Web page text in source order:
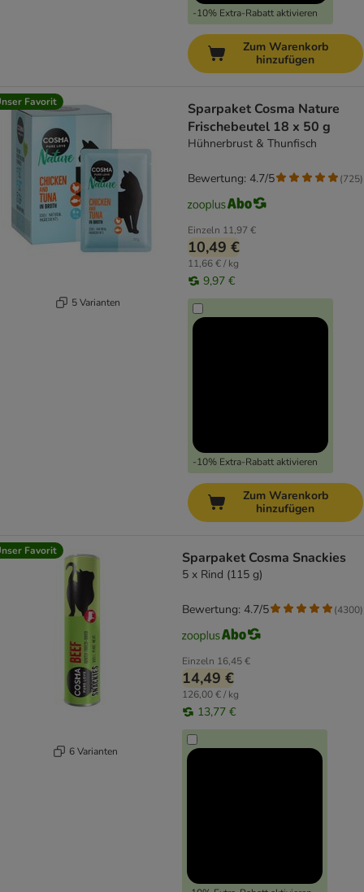
-10% Extra-Rabatt aktivieren
Zum Warenkorb
hinzufügen
Favorit
5 Varianten
Sparpaket Cosma Nature
Frischebeutel 18 x 50 g
Hühnerbrust & Thunfisch
Einzeln 11,97 €
10,49 €
11,66 € / kg
9,97 €
-10% Extra-Rabatt aktivieren
Bewertung: 4.7/5 (725)
Zum Warenkorb
hinzufügen
Favorit
6 Varianten
Sparpaket Cosma Snackies
5 x Rind (115 g)
Einzeln 16,45 €
14,49 €
126,00 € / kg
13,77 €
Bewertung: 4.7/5 (4300)